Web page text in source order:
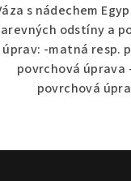
s nádechem
odstíny a
úprav: -matná resp.
povrchová úprava
povrchová